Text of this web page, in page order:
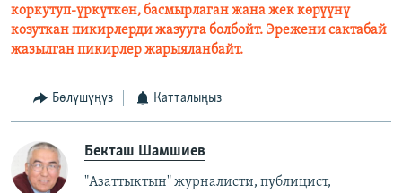
коркутуп-үркүткөн, басмырлаган жана жек көрүүнү
козуткан пикирлерди жазууга болбойт. Эрежени сактабай
жазылган пикирлер жарыяланбайт.
Бөлүшүңүз Катталыңыз
Бекташ Шамшиев
"Азаттыктын" журналисти, публицист,